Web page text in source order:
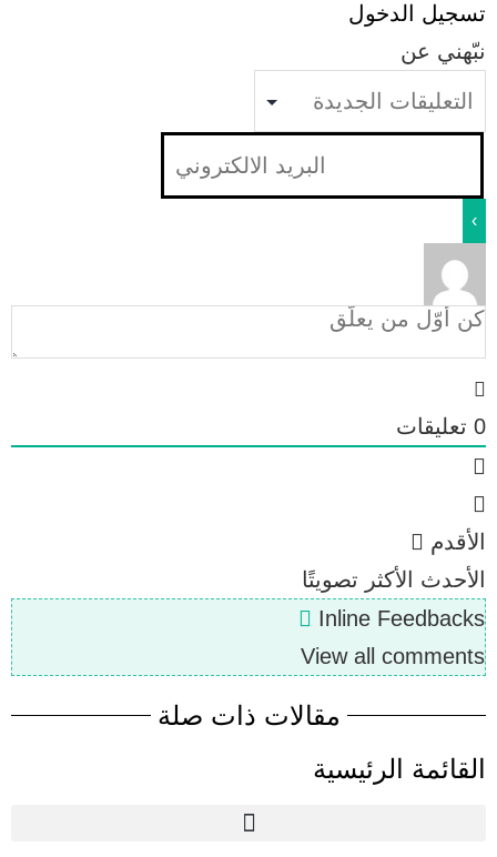
تسجيل الدخول
نبّهني عن
0 تعليقات
الأقدم
الأحدث
الأكثر تصويتًا
Inline Feedbacks
View all comments
مقالات ذات صلة
القائمة الرئيسية